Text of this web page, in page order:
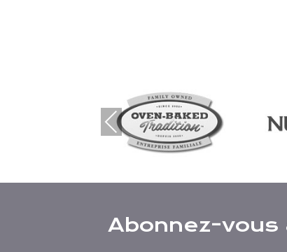
Prev
ious
Abonnez-vous